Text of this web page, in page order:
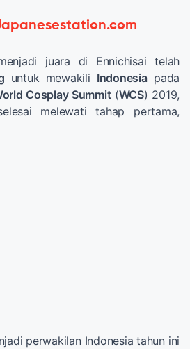
juara di Ennichisai telah
untuk mewakili Indonesiapada
Cosplay Summit(WCS) 2019,
melewati tahap pertama,
perwakilan Indonesia tahun ini